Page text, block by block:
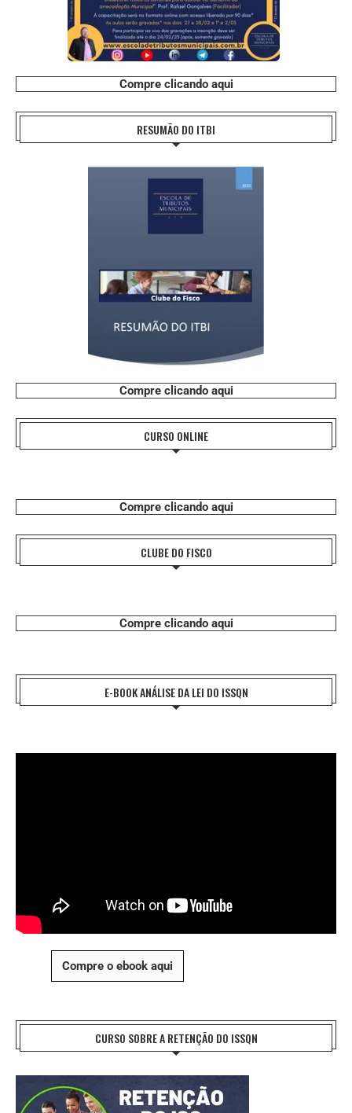
Compre clicando aqui
RESUMÃO DO ITBI
Compre clicando aqui
CURSO ONLINE
Compre clicando aqui
CLUBE DO FISCO
Compre clicando aqui
E-BOOK ANÁLISE DA LEI DO ISSQN
Compre o ebook aqui
CURSO SOBRE A RETENÇÃO DO ISSQN